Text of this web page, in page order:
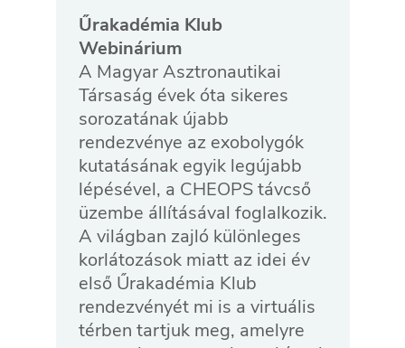
Űrakadémia Klub
Webinárium
A Magyar Asztronautikai
Társaság évek óta sikeres
sorozatának újabb
rendezvénye az exobolygók
kutatásának egyik legújabb
lépésével, a CHEOPS távcső
üzembe állításával foglalkozik.
A világban zajló különleges
korlátozások miatt az idei év
első Űrakadémia Klub
rendezvényét mi is a virtuális
térben tartjuk meg, amelyre